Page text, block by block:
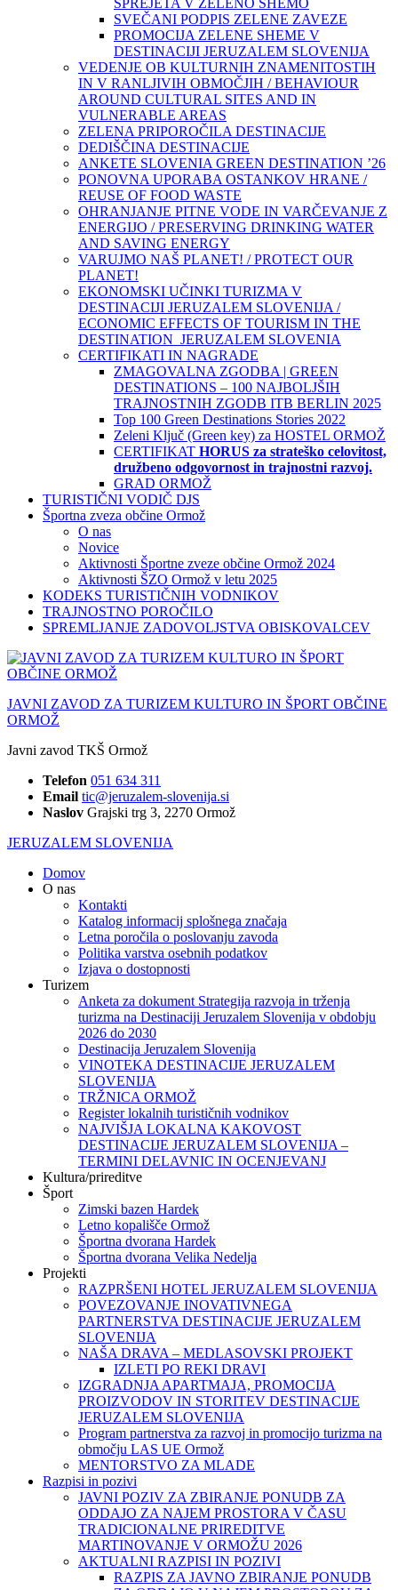
SPREJETA V ZELENO SHEMO
SVEČANI PODPIS ZELENE ZAVEZE
PROMOCIJA ZELENE SHEME V
DESTINACIJI JERUZALEM SLOVENIJA
VEDENJE OB KULTURNIH ZNAMENITOSTIH
IN V RANLJIVIH OBMOČJIH / BEHAVIOUR
AROUND CULTURAL SITES AND IN
VULNERABLE AREAS
ZELENA PRIPOROČILA DESTINACIJE
DEDIŠČINA DESTINACIJE
ANKETE SLOVENIA GREEN DESTINATION ’26
PONOVNA UPORABA OSTANKOV HRANE /
REUSE OF FOOD WASTE
OHRANJANJE PITNE VODE IN VARČEVANJE Z
ENERGIJO / PRESERVING DRINKING WATER
AND SAVING ENERGY
VARUJMO NAŠ PLANET! / PROTECT OUR
PLANET!
EKONOMSKI UČINKI TURIZMA V
DESTINACIJI JERUZALEM SLOVENIJA /
ECONOMIC EFFECTS OF TOURISM IN THE
DESTINATION JERUZALEM SLOVENIA
CERTIFIKATI IN NAGRADE
ZMAGOVALNA ZGODBA | GREEN
DESTINATIONS – 100 NAJBOLJŠIH
TRAJNOSTNIH ZGODB ITB BERLIN 2025
Top 100 Green Destinations Stories 2022
Zeleni Ključ (Green key) za HOSTEL ORMOŽ
CERTIFIKAT HORUS za strateško celovitost,
družbeno odgovornost in trajnostni razvoj.
GRAD ORMOŽ
TURISTIČNI VODIČ DJS
Športna zveza občine Ormož
O nas
Novice
Aktivnosti Športne zveze občine Ormož 2024
Aktivnosti ŠZO Ormož v letu 2025
KODEKS TURISTIČNIH VODNIKOV
TRAJNOSTNO POROČILO
SPREMLJANJE ZADOVOLJSTVA OBISKOVALCEV
JAVNI ZAVOD ZA TURIZEM KULTURO IN ŠPORT OBČINE
ORMOŽ
Javni zavod TKŠ Ormož
Telefon 051 634 311
Email tic@jeruzalem-slovenija.si
Naslov Grajski trg 3, 2270 Ormož
JERUZALEM SLOVENIJA
Domov
O nas
Kontakti
Katalog informacij splošnega značaja
Letna poročila o poslovanju zavoda
Politika varstva osebnih podatkov
Izjava o dostopnosti
Turizem
Anketa za dokument Strategija razvoja in trženja
turizma na Destinaciji Jeruzalem Slovenija v obdobju
2026 do 2030
Destinacija Jeruzalem Slovenija
VINOTEKA DESTINACIJE JERUZALEM
SLOVENIJA
TRŽNICA ORMOŽ
Register lokalnih turističnih vodnikov
NAJVIŠJA LOKALNA KAKOVOST
DESTINACIJE JERUZALEM SLOVENIJA –
TERMINI DELAVNIC IN OCENJEVANJ
Kultura/prireditve
Šport
Zimski bazen Hardek
Letno kopališče Ormož
Športna dvorana Hardek
Športna dvorana Velika Nedelja
Projekti
RAZPRŠENI HOTEL JERUZALEM SLOVENIJA
POVEZOVANJE INOVATIVNEGA
PARTNERSTVA DESTINACIJE JERUZALEM
SLOVENIJA
NAŠA DRAVA – MEDLASOVSKI PROJEKT
IZLETI PO REKI DRAVI
IZGRADNJA APARTMAJA, PROMOCIJA
PROIZVODOV IN STORITEV DESTINACIJE
JERUZALEM SLOVENIJA
Program partnerstva za razvoj in promocijo turizma na
območju LAS UE Ormož
MENTORSTVO ZA MLADE
Razpisi in pozivi
JAVNI POZIV ZA ZBIRANJE PONUDB ZA
ODDAJO ZA NAJEM PROSTORA V ČASU
TRADICIONALNE PRIREDITVE
MARTINOVANJE V ORMOŽU 2026
AKTUALNI RAZPISI IN POZIVI
RAZPIS ZA JAVNO ZBIRANJE PONUDB